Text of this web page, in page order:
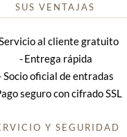
SUS VENTAJAS
al cliente gratuito
Entrega rápida
Socio oficial de entradas
seguro con cifrado SSL
Y SEGURIDAD